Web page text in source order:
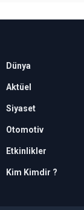
Dünya
Aktüel
Siyaset
Otomotiv
Etkinlikler
Kim Kimdir ?